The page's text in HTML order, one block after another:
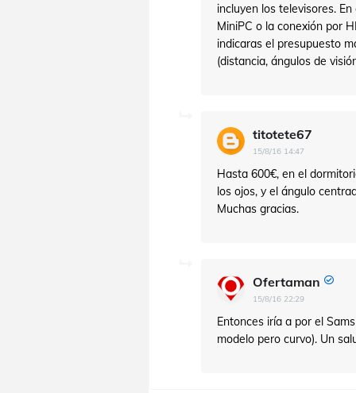
incluyen los televisores.
MiniPC o la conexión por
indicaras el presupuesto
(distancia, ángulos de
titotete67
15/8/16 14:47
Hasta 600€, en el
los ojos, y el ángulo
Muchas gracias.
Ofertaman
15/8/16 22:29
Entonces iría a por el
modelo pero curvo). Un